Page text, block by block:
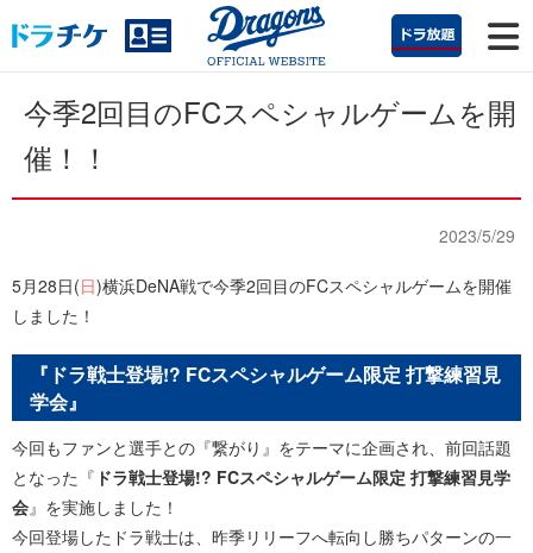
今季2回目のFCスペシャルゲームを開
催！！
2023/5/29
5月28日(日)横浜DeNA戦で今季2回目のFCスペシャルゲームを開催
しました！
『ドラ戦士登場!? FCスペシャルゲーム限定 打撃練習見
学会』
今回もファンと選手との『繋がり』をテーマに企画され、前回話題
となった『 ドラ戦士登場!? FCスペシャルゲーム限定 打撃練習見学
会』を実施しました！
今回登場したドラ戦士は、昨季リリーフへ転向し勝ちパターンの一